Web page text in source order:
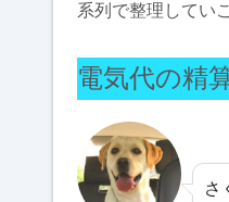
系列で整理してい
電気代の精
さ